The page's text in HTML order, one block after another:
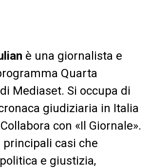
è una giornalista e
Quarta
Mediaset. Si occupa di
giudiziaria in Italia
con «Il Giornale».
principali casi che
e giustizia,